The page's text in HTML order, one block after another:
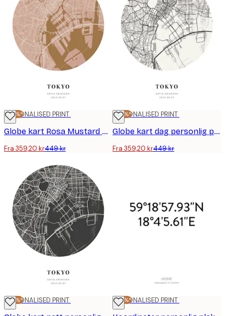
-20%*
PERSONALISED PRINT
Globe kart Rosa Mustard personlig plakat
Fra 359,20 kr449 kr
-20%*
PERSONALISED PRINT
Globe kart dag personlig plakat
Fra 359,20 kr449 kr
-20%*
PERSONALISED PRINT -20%*
PERSONALISED PRINT